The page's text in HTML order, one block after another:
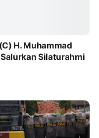
H. Muhammad
Silaturahmi